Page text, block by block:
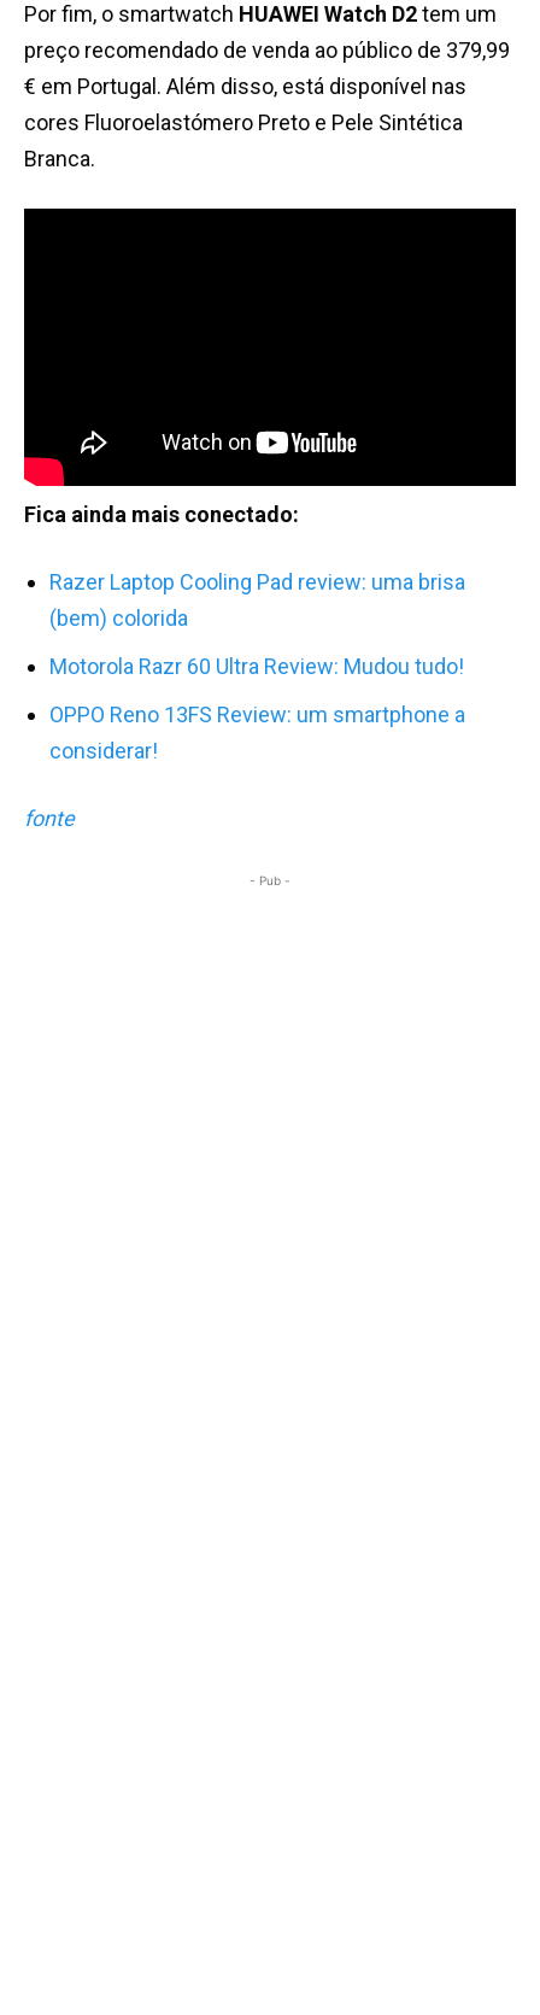
Por fim, o smartwatch HUAWEI Watch D2tem um
preço recomendado de venda ao público de 379,99
€ em Portugal. Além disso, está disponível nas
cores Fluoroelastómero Preto e Pele Sintética
Branca.
Fica ainda mais conectado:
Razer Laptop Cooling Pad review: uma brisa
(bem) colorida
Motorola Razr 60 Ultra Review: Mudou tudo!
OPPO Reno 13FS Review: um smartphone a
considerar!
fonte
- Pub -